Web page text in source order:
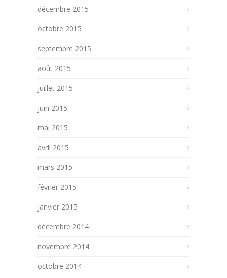
décembre 2015
octobre 2015
septembre 2015
août 2015
juillet 2015
juin 2015
mai 2015
avril 2015
mars 2015
février 2015
janvier 2015
décembre 2014
novembre 2014
octobre 2014